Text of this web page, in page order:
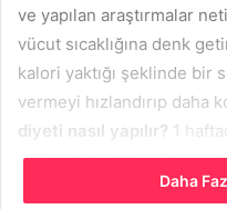
ve yapılan araştırmalar
vücut sıcaklığına denk
kalori yaktığı şeklinde bir
vermeyi hızlandırıp daha
diyeti nasıl yapılır? 1
mü? İşte süreç ile ilgili
Daha